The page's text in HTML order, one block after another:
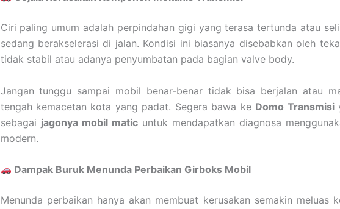
Ciri paling umum adalah perpindahan gigi yang terasa tertunda atau
sedang berakselerasi di jalan. Kondisi ini biasanya disebabkan oleh
tidak stabil atau adanya penyumbatan pada bagian valve body.
Jangan tunggu sampai mobil benar-benar tidak bisa berjalan atau
tengah kemacetan kota yang padat. Segera bawa ke Domo Transmisi
sebagai jagonya mobil maticuntuk mendapatkan diagnosa
modern.
Dampak Buruk Menunda Perbaikan Girboks Mobil
Menunda perbaikan hanya akan membuat kerusakan semakin meluas